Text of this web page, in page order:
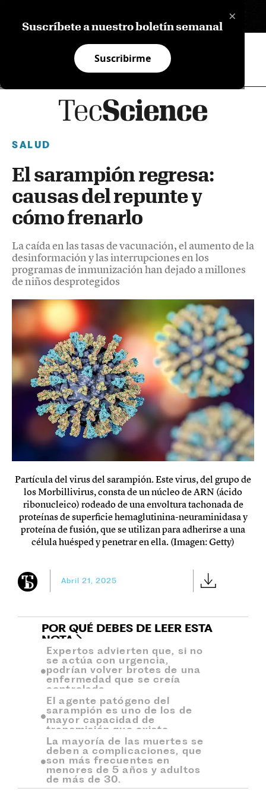
×
Suscríbete a nuestro boletín semanal
Suscribirme
SALUD
El sarampión regresa:
causas del repunte y
cómo frenarlo
La caída en las tasas de vacunación, el aumento de la
desinformación y las interrupciones en los
programas de inmunización han dejado a millones
de niños desprotegidos
Partícula del virus del sarampión. Este virus, del grupo de
los Morbillivirus, consta de un núcleo de ARN (ácido
ribonucleico) rodeado de una envoltura tachonada de
proteínas de superficie hemaglutinina-neuraminidasa y
proteína de fusión, que se utilizan para adherirse a una
célula huésped y penetrar en ella. (Imagen: Getty)
Abril 21, 2025
POR QUÉ DEBES DE LEER ESTA
NOTA
Expertos advierten que, si no
se actúa con urgencia,
podrían volver brotes de una
enfermedad que se creía
controlada.
El agente patógeno del
sarampión es uno de los de
mayor capacidad de
transmisión que existe.
La mayoría de las muertes se
deben a complicaciones, que
son más frecuentes en
menores de 5 años y adultos
de más de 30.